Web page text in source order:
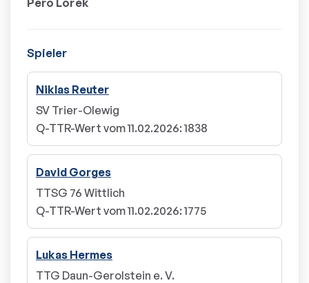
Pero Lorek
Spieler
Niklas Reuter
SV Trier-Olewig
Q-TTR-Wert vom 11.02.2026: 1838
David Gorges
TTSG 76 Wittlich
Q-TTR-Wert vom 11.02.2026: 1775
Lukas Hermes
TTG Daun-Gerolstein e. V.